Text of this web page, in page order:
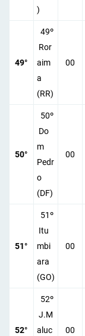
)
49°
49º
Ror
aim
a
(RR)
00
50°
50º
Do
m
Pedr
o
(DF)
00
51°
51º
Itu
mbi
ara
(GO)
00
52°
52º
J.M
aluc
00